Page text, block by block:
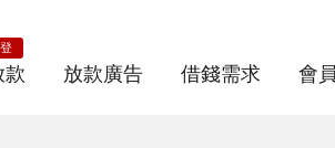
款 放款廣告 借錢需求 會